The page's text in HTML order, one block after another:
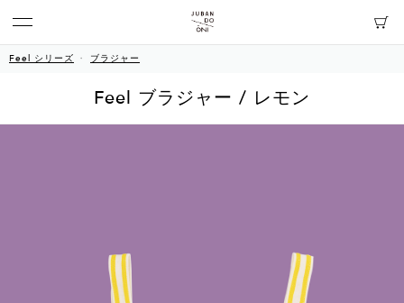
Feel シリーズ ブラジャー
Feel ブラジャー / レモン